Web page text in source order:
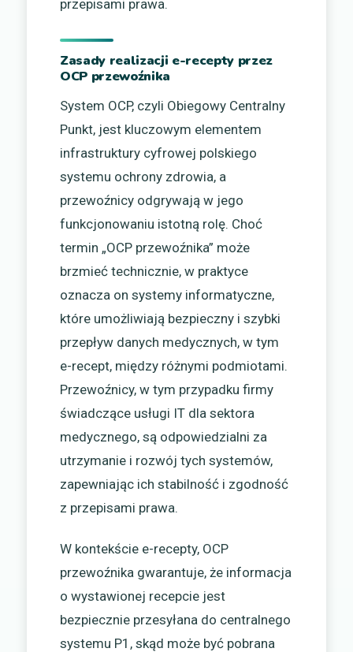
przepisami prawa.
Zasady realizacji e-recepty przez
OCP przewoźnika
System OCP, czyli Obiegowy Centralny
Punkt, jest kluczowym elementem
infrastruktury cyfrowej polskiego
systemu ochrony zdrowia, a
przewoźnicy odgrywają w jego
funkcjonowaniu istotną rolę. Choć
termin „OCP przewoźnika” może
brzmieć technicznie, w praktyce
oznacza on systemy informatyczne,
które umożliwiają bezpieczny i szybki
przepływ danych medycznych, w tym
e-recept, między różnymi podmiotami.
Przewoźnicy, w tym przypadku firmy
świadczące usługi IT dla sektora
medycznego, są odpowiedzialni za
utrzymanie i rozwój tych systemów,
zapewniając ich stabilność i zgodność
z przepisami prawa.
W kontekście e-recepty, OCP
przewoźnika gwarantuje, że informacja
o wystawionej recepcie jest
bezpiecznie przesyłana do centralnego
systemu P1, skąd może być pobrana